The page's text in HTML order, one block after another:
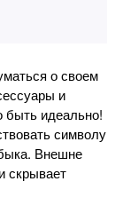
о своем
и
быть идеально!
символу
Внешне
скрывает